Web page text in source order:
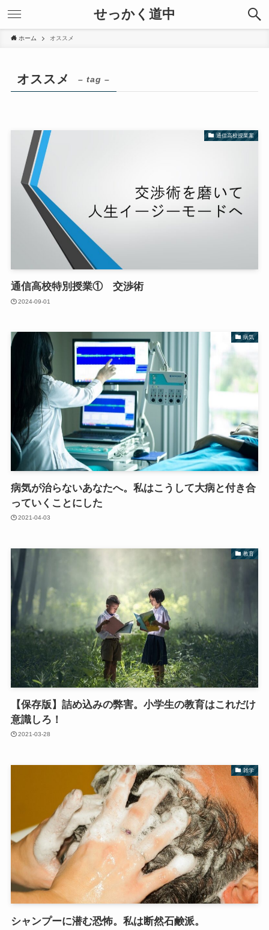
せっかく道中
ホーム オススメ
オススメ – tag –
通信高校授業案
通信高校特別授業① 交渉術
2024-09-01
病気
病気が治らないあなたへ。私はこうして大病と付き合
っていくことにした
2021-04-03
教育
【保存版】詰め込みの弊害。小学生の教育はこれだけ
意識しろ！
2021-03-28
雑学
シャンプーに潜む恐怖。私は断然石鹸派。